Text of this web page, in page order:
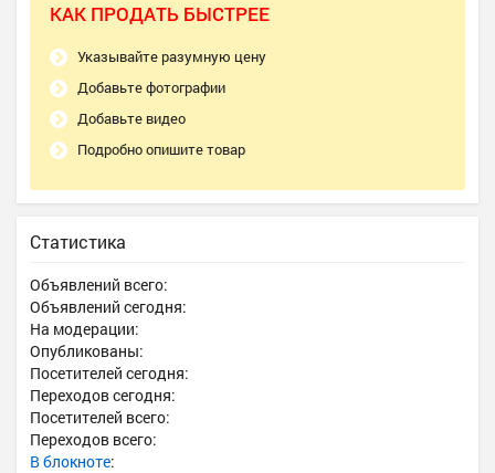
КАК ПРОДАТЬ БЫСТРЕЕ
Указывайте разумную цену
Добавьте фотографии
Добавьте видео
Подробно опишите товар
Статистика
Объявлений всего:
Объявлений сегодня:
На модерации:
Опубликованы:
Посетителей сегодня:
Переходов сегодня:
Посетителей всего:
Переходов всего:
В блокноте: